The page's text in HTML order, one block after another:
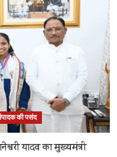
की पसंद
यादव का मुख्यमंत्री